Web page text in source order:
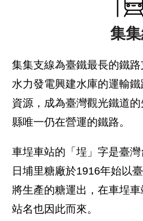
集
集集支線為臺鐵最長的鐵
水力發電興建水庫的運輸
資源，成為臺灣觀光鐵道
縣唯一仍在營運的鐵路。
車埕車站的「埕」字是臺
日埔里糖廠於1916年始以
將生產的糖運出，在車埕
站名也因此而來。